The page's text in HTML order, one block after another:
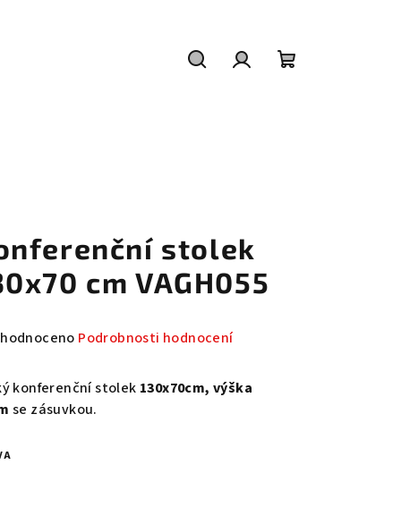
stolek
cm VAGH055
Podrobnosti hodnocení
konferenční stolek 130x70cm, výška
se zásuvkou.